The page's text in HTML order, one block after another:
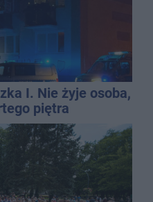
I. Nie żyje osoba,
piętra